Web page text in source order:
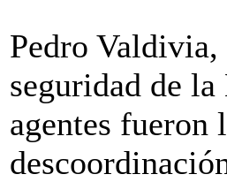
Pedro
seguridad de
agentes fueron